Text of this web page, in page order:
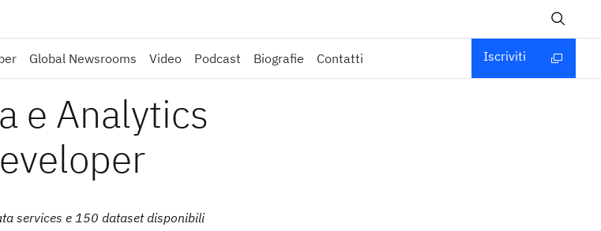
Global Newsrooms Video Podcast Biografie Contatti Iscriviti
e Analytics
services e 150 dataset disponibili